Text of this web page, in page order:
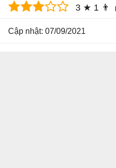
3 ★ 1 👨
Cập nhật: 07/09/2021